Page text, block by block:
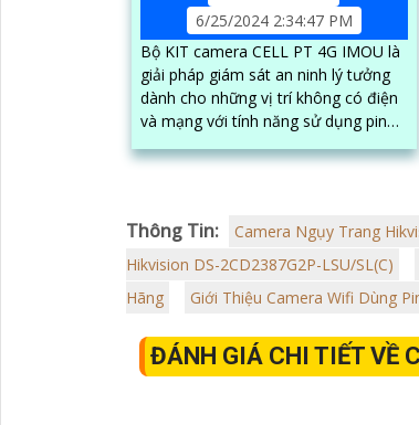
6/25/2024 2:34:47 PM
Bộ KIT camera CELL PT 4G IMOU là
giải pháp giám sát an ninh lý tưởng
dành cho những vị trí không có điện
và mạng với tính năng sử dụng pin
Ngoài ra...
Thông Tin: Camera Ngụy Trang
Hikvision DS-2CD2387G2P-LSU/SL(C)
Hãng
Giới Thiệu Camera Wifi Dùng
ĐÁNH GIÁ CHI TIẾT VỀ